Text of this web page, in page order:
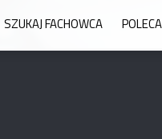
SZUKAJ FACHOWCA